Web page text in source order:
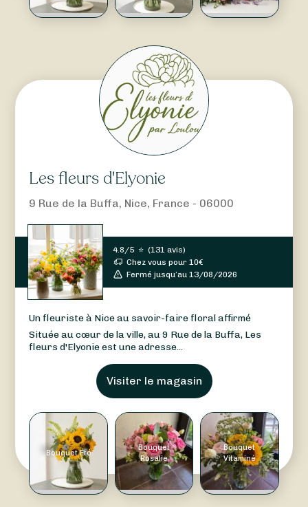
Les fleurs d'Elyonie
9 Rue de la Buffa, Nice, France - 06000
4.8/5 ⭐ (131 avis)
Chez vous pour10€
Fermé jusqu’au 13/08/2026
Un fleuriste à Nice au savoir-faire floral affirmé
Située au cœur de la ville, au 9 Rue de la Buffa, Les
fleurs d'Elyonie est une adresse...
Visiter le magasin
Bouquet Été
Bouquet
Rosalie
Bouquet
Vitaminé